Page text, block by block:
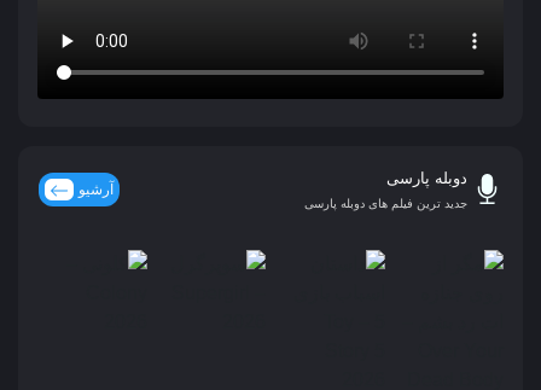
دوبله پارسی
جدید ترین فیلم های دوبله پارسی
آرشیو